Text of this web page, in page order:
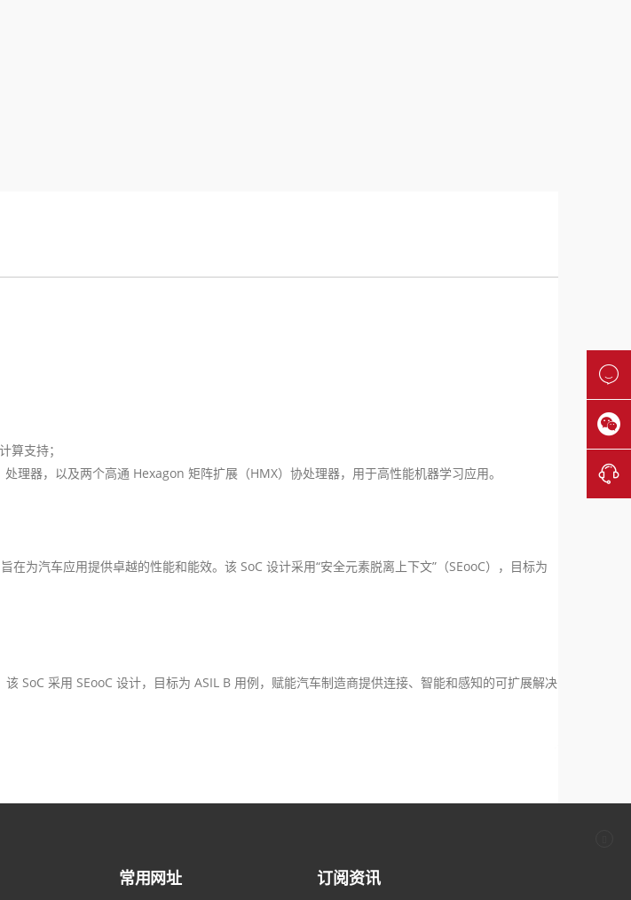
算支持；
器，以及两个高通 Hexagon 矩阵扩展（HMX）协处理器，用于高性能机器学习应用。
为汽车应用提供卓越的性能和能效。该 SoC 设计采用“安全元素脱离上下文”（SEooC），目标为
SoC 采用 SEooC 设计，目标为 ASIL B 用例，赋能汽车制造商提供连接、智能和感知的可扩展解决
常用网址 订阅资讯


